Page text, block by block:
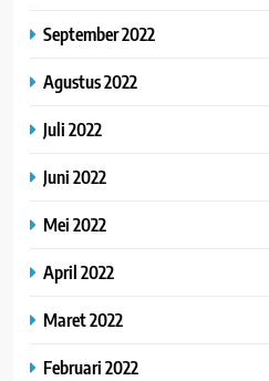
September 2022
Agustus 2022
Juli 2022
Juni 2022
Mei 2022
April 2022
Maret 2022
Februari 2022